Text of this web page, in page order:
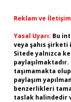
Reklam ve
Yasal Uyarı: Bu
veya şahıs şirketi
Sitede yalnızca
taşımamakta
paylaşım
benzerlikleri
taslak halindedir